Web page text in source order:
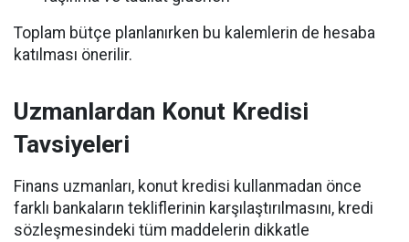
Toplam bütçe planlanırken bu kalemlerin de hesaba
katılması önerilir.
Uzmanlardan Konut Kredisi
Tavsiyeleri
Finans uzmanları, konut kredisi kullanmadan önce
farklı bankaların tekliflerinin karşılaştırılmasını, kredi
sözleşmesindeki tüm maddelerin dikkatle